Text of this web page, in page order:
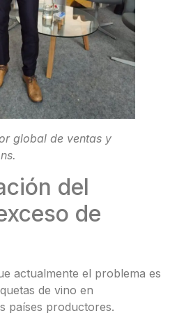
global de ventas y
del
de
actualmente el problema es
de vino en
países productores.